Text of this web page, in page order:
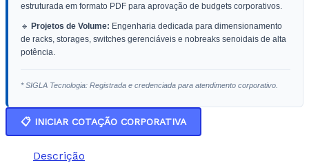
estruturada em formato PDF para aprovação de budgets corporativos.
🔹 Projetos de Volume: Engenharia dedicada para dimensionamento
de racks, storages, switches gerenciáveis e nobreaks senoidais de alta
potência.
* SIGLA Tecnologia: Registrada e credenciada para atendimento corporativo.
📋 INICIAR COTAÇÃO CORPORATIVA
Descrição